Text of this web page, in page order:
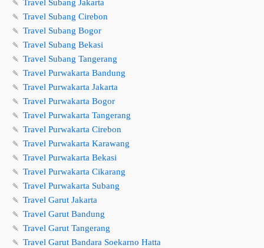
🍡 Travel Subang Jakarta
🍡 Travel Subang Cirebon
🍡 Travel Subang Bogor
🍡 Travel Subang Bekasi
🍡 Travel Subang Tangerang
🍡 Travel Purwakarta Bandung
🍡 Travel Purwakarta Jakarta
🍡 Travel Purwakarta Bogor
🍡 Travel Purwakarta Tangerang
🍡 Travel Purwakarta Cirebon
🍡 Travel Purwakarta Karawang
🍡 Travel Purwakarta Bekasi
🍡 Travel Purwakarta Cikarang
🍡 Travel Purwakarta Subang
🍡 Travel Garut Jakarta
🍡 Travel Garut Bandung
🍡 Travel Garut Tangerang
🍡 Travel Garut Bandara Soekarno Hatta